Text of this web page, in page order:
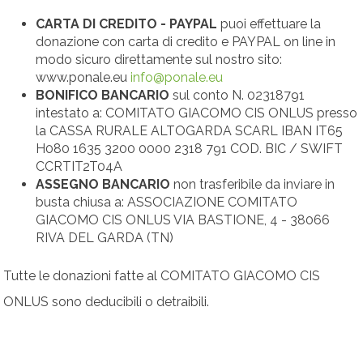
CARTA DI CREDITO - PAYPAL puoi effettuare la
donazione con carta di credito e PAYPAL on line in
modo sicuro direttamente sul nostro sito:
www.ponale.euinfo@ponale.eu
BONIFICO BANCARIO sul conto N. 02318791
intestato a: COMITATO GIACOMO CIS ONLUS presso
la CASSA RURALE ALTOGARDA SCARL IBAN IT65
H080 1635 3200 0000 2318 791 COD. BIC / SWIFT
CCRTIT2T04A
ASSEGNO BANCARIO non trasferibile da inviare in
busta chiusa a: ASSOCIAZIONE COMITATO
GIACOMO CIS ONLUS VIA BASTIONE, 4 - 38066
RIVA DEL GARDA (TN)
Tutte le donazioni fatte al COMITATO GIACOMO CIS
ONLUS sono deducibili o detraibili.